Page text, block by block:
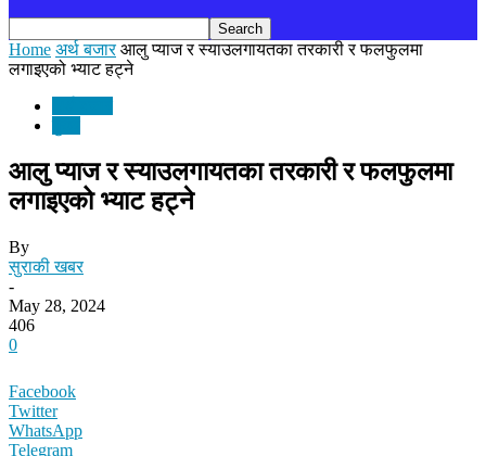
Home अर्थ बजार आलु प्याज र स्याउलगायतका तरकारी र फलफुलमा
लगाइएको भ्याट हट्ने
आलु प्याज र स्याउलगायतका तरकारी र फलफुलमा
लगाइएको भ्याट हट्ने
By
सुराकी खबर
-
May 28, 2024
406
0
Facebook
Twitter
WhatsApp
Telegram